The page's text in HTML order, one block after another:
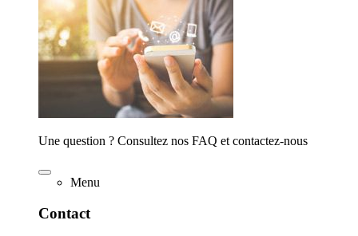
Une question ? Consultez nos FAQ et contactez-nous
Menu
Contact